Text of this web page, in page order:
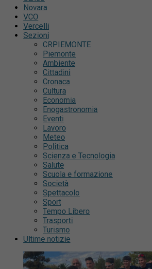
Novara
VCO
Vercelli
Sezioni
CRPIEMONTE
Piemonte
Ambiente
Cittadini
Cronaca
Cultura
Economia
Enogastronomia
Eventi
Lavoro
Meteo
Politica
Scienza e Tecnologia
Salute
Scuola e formazione
Società
Spettacolo
Sport
Tempo Libero
Trasporti
Turismo
Ultime notizie